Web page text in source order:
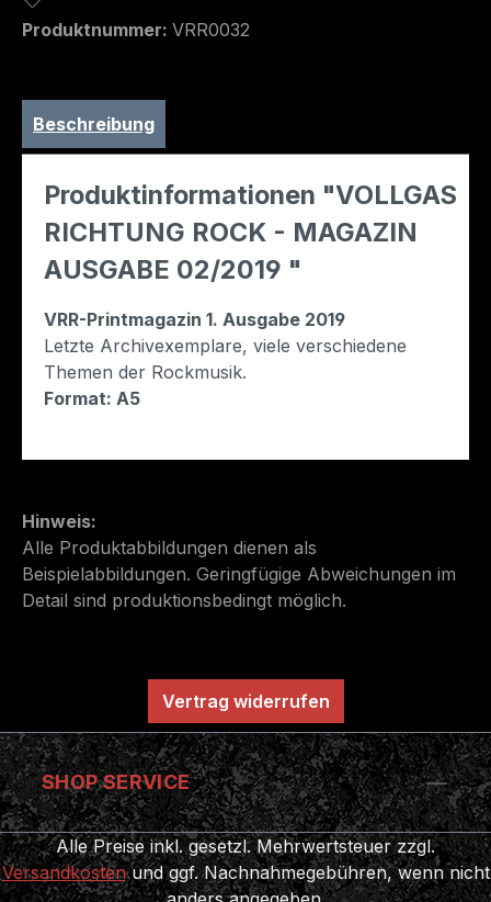
Hinweis:
Alle Produktabbildungen dienen als
Beispielabbildungen. Geringfügige Abweichungen im
Detail sind produktionsbedingt möglich.
Produktnummer: VRR0032
Beschreibung
Produktinformationen "VOLLGAS
RICHTUNG ROCK - MAGAZIN
AUSGABE 02/2019 "
VRR-Printmagazin 1. Ausgabe 2019
Letzte Archivexemplare, viele verschiedene
Themen der Rockmusik.
Format: A5
Vertrag widerrufen
SHOP SERVICE
Alle Preise inkl. gesetzl. Mehrwertsteuer zzgl.
Versandkostenund ggf. Nachnahmegebühren, wenn nicht